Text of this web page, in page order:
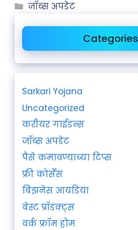
जॉब्स अपडेट
Categories
Sarkari Yojana
Uncategorized
करीयर गाईडन्स
जॉब्स अपडेट
पैसे कमावण्याच्या टिप्स
फ्री कोर्सेस
बिझनेस आयडिया
बेस्ट प्रॉडक्ट्स
वर्क फ्रॉम होम